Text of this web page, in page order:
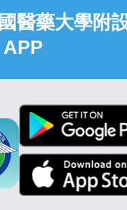
醫藥大學附
APP